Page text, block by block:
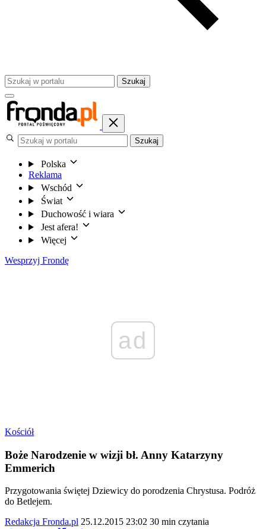
Szukaj
Szukaj
Polska
Reklama
Wschód
Świat
Duchowość i wiara
Jest afera!
Więcej
Wesprzyj Frondę
ad
Kościół
Boże Narodzenie w wizji bł. Anny Katarzyny
Emmerich
Przygotowania świętej Dziewicy do porodzenia Chrystusa. Podróż
do Betlejem.
Redakcja Fronda.pl 25.12.2015 23:02 30 min czytania